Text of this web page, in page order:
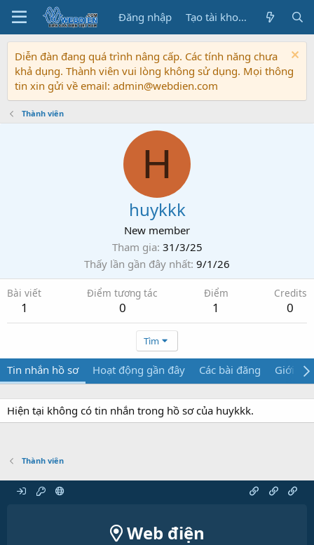
Đăng nhập Tạo tài khoản
Diễn đàn đang quá trình nâng cấp. Các tính năng chưa
khả dụng. Thành viên vui lòng không sử dụng. Mọi thông
tin xin gửi về email: admin@webdien.com
Thành viên
H
huykkk
New member
Tham gia 31/3/25
Thấy lần gần đây nhất 9/1/26
Bài viết
1
Điểm tương tác
0
Điểm
1
Credits
0
Tìm
Tin nhắn hồ sơ Hoạt động gần đây Các bài đăng Giới
Hiện tại không có tin nhắn trong hồ sơ của huykkk.
Thành viên
Web điện